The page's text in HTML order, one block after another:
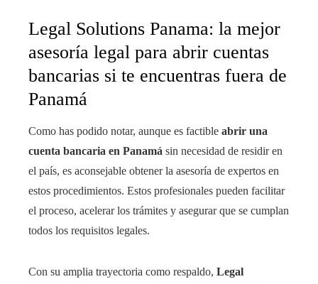
Legal Solutions Panama: la mejor
asesoría legal para abrir cuentas
bancarias si te encuentras fuera de
Panamá
Como has podido notar, aunque es factible abrir una
cuenta bancaria en Panamá sin necesidad de residir en
el país, es aconsejable obtener la asesoría de expertos en
estos procedimientos. Estos profesionales pueden facilitar
el proceso, acelerar los trámites y asegurar que se cumplan
todos los requisitos legales.
Con su amplia trayectoria como respaldo, Legal